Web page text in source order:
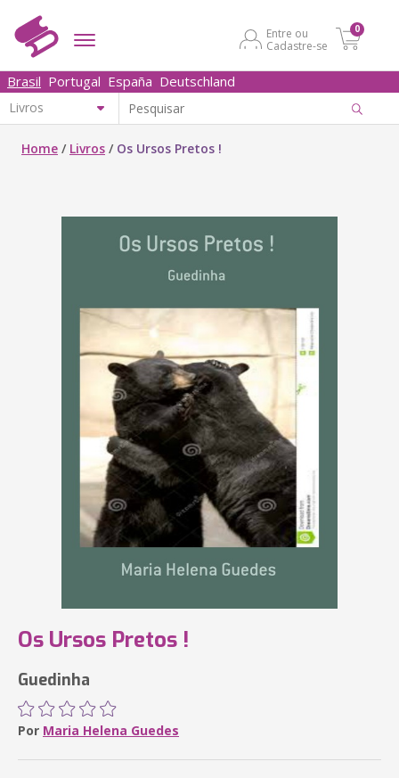
Entre ou
Cadastre-se
0
Brasil Portugal España Deutschland
Home / Livros / Os Ursos Pretos !
Os Ursos Pretos !
Guedinha
Por Maria Helena Guedes